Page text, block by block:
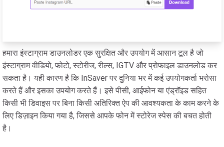
हमारा इंस्टाग्राम डाउनलोडर एक सुरक्षित और उपयोग में आसान टूल है जो
इंस्टाग्राम वीडियो, फोटो, स्टोरीज, रील्स, IGTV और प्रोफाइल डाउनलोड कर
सकता है। यही कारण है कि InSaver पर दुनिया भर में कई उपयोगकर्ता भरोसा
करते हैं और इसका उपयोग करते हैं। इसे पीसी, आईफोन या एंड्रॉइड सहित
किसी भी डिवाइस पर बिना किसी अतिरिक्त ऐप की आवश्यकता के काम करने के
लिए डिज़ाइन किया गया है, जिससे आपके फोन में स्टोरेज स्पेस की बचत होती
है।